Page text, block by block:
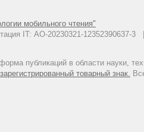
мобильного чтения"
IT: АО-20230321-
публикаций в области науки,
товарный знак.